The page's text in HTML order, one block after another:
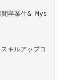
間卒業生& Mys
キルアップコ